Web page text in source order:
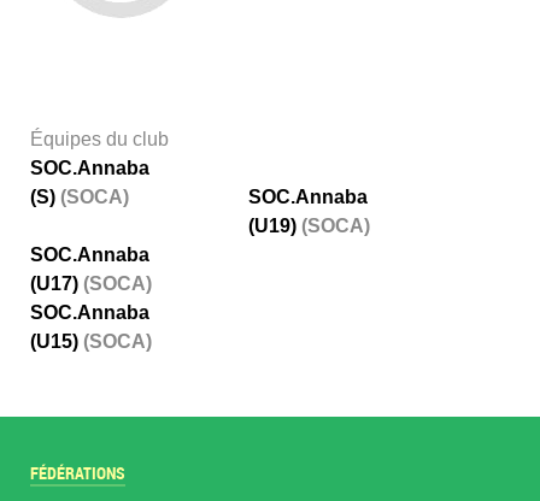
Équipes du club
SOC.Annaba
(S) (SOCA)
SOC.Annaba
(U19) (SOCA)
SOC.Annaba
(U17) (SOCA)
SOC.Annaba
(U15) (SOCA)
FÉDÉRATIONS